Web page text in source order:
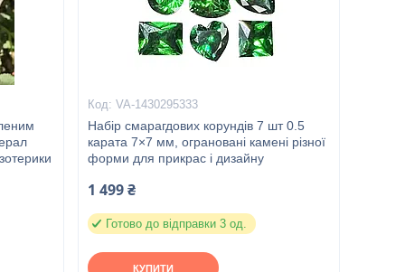
VA-1430295333
Набір смарагдових корундів 7 шт 0.5
карата 7×7 мм, ограновані камені різної
форми для прикрас і дизайну
1 499 ₴
Готово до відправки 3 од.
КУПИТИ